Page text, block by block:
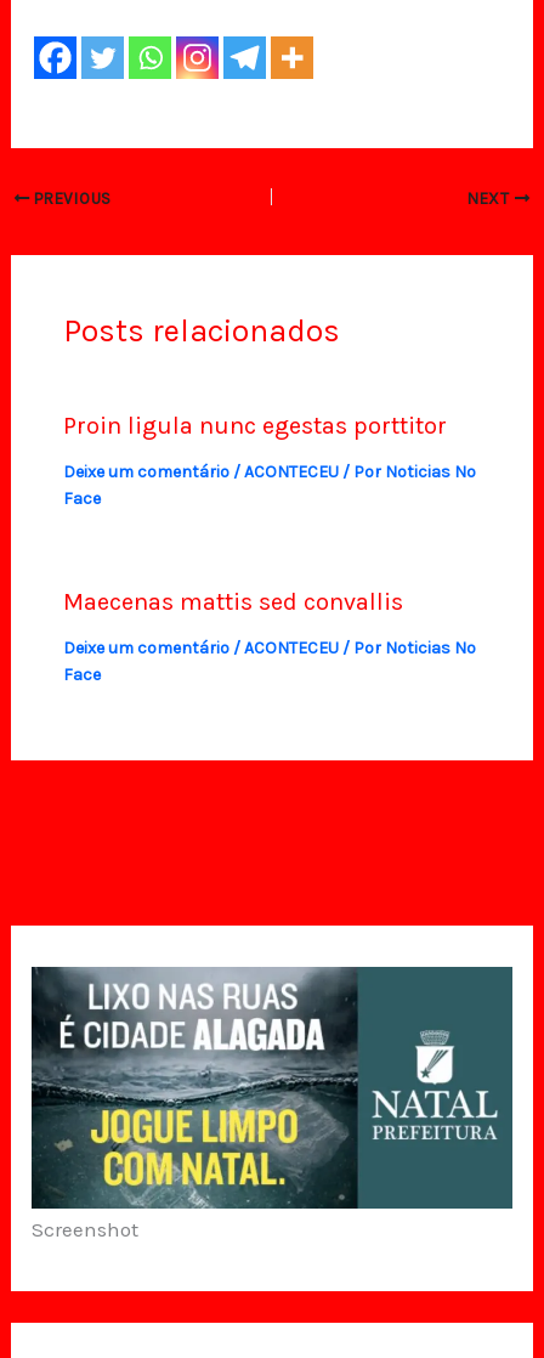
Screenshot
PREVIOUS NEXT
Posts relacionados
Proin ligula nunc egestas porttitor
Deixe um comentário /ACONTECEU/ Por Noticias No
Face
Maecenas mattis sed convallis
Deixe um comentário /ACONTECEU/ Por Noticias No
Face